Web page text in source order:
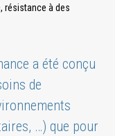
résistance à des
a été conçu
de
…) que pour